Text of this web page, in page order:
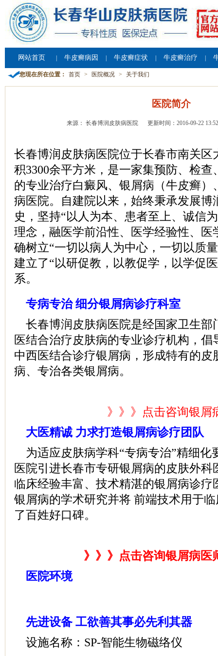
网站首页 牛皮癣病因 牛皮癣症状 牛皮癣治疗
您现在所在位置： 首页 > 医院概况 > 关于我们
医院简介
来源： 长春博润皮肤病医院 更新时间：2016-09-22
长春博润皮肤病医院位于长春市南关区
积3300余平方米，是一家集预防、检
的专业治疗白癜风、银屑病（牛皮癣）
病医院。自建院以来，始终秉承发展博
史，坚持“以人为本、患者至上、诚信
理念，融医学前沿性、医学经验性、医
确树立“一切以病人为中心，一切以质
建立了“以研促教，以教促学，以学促
系。
专病专治 细分银屑病诊疗科室
长春博润皮肤病医院是经国家卫生部
医结合治疗皮肤病的专业诊疗机构，倡
中西医结合诊疗银屑病，形成特有的皮
病、专治各类银屑病。
》》》点击咨询银屑
大医精诚 力求打造银屑病诊疗团队
为适应皮肤病学科“专病专治”精细化
医院引进长春市专研银屑病的皮肤外科
临床经验丰富、技术精湛的银屑病诊疗
银屑病的学术研究并将 前端技术用于
了百姓好口碑。
》》》点击咨询银屑病医
医院环境
先进设备 工欲善其事必先利其器
设施名称：SP-智能生物磁络仪